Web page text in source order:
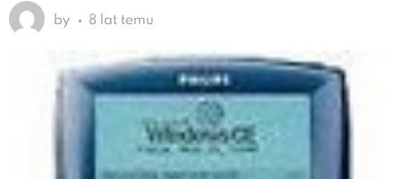
by 8 lat temu